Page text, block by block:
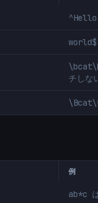
チしな
例
ab*c